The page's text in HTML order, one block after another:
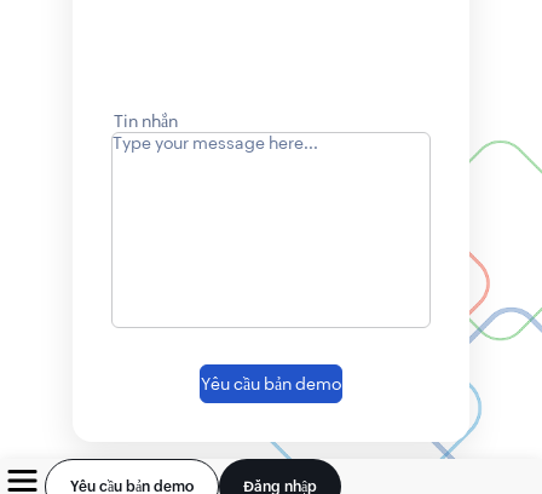
Yêu cầu bản demo Đăng nhập
Tin nhắn
Yêu cầu bản demo